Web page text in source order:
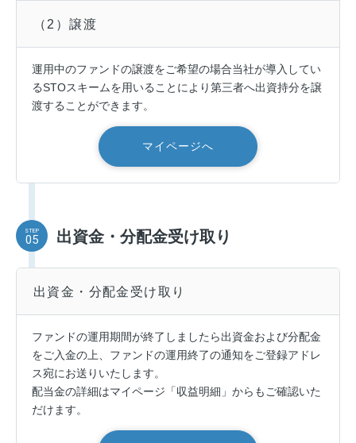
（2）譲渡
運用中のファンドの譲渡をご希望の場合当社が導入してい
るSTOスキームを用いることにより第三者へ出資持分を譲
渡することができます。
マイページへ
STEP
05 出資金・分配金受け取り
出資金・分配金 受け取り
ファンドの運用期間が終了しましたら出資金および分配金
をご入金の上、ファンドの運用終了の通知をご登録アドレ
ス宛にお送りいたします。
配当金の詳細はマイページ「収益明細」からもご確認いた
だけます。